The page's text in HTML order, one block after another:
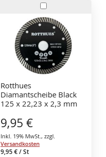
In
den
Warenkorb
Rotthues
Diamantscheibe Black
125 x 22,23 x 2,3 mm
Klinker, Beton,
Waschbeton,
Pflasterstein
9,95 €
Inkl. 19% MwSt., zzgl.
Versandkosten
9,95 €/ St